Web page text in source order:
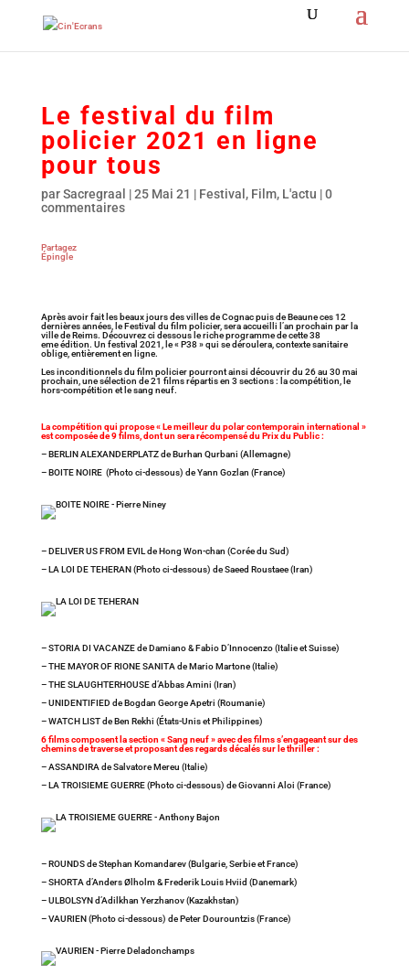
Le festival du film
policier 2021 en ligne
pour tous
parSacregraal |25 Mai 21 | Festival , Film, L'actu |0
commentaires
Partagez
Épingle
Après avoir fait les beaux jours des villes de Cognac puis de Beaune ces 12
dernières années, le Festival du film policier, sera accueilli l’an prochain par la
ville de Reims. Découvrez ci dessous le riche programme de cette 38
eme édition. Un festival 2021, le « P38 » qui se déroulera, contexte sanitaire
oblige, entièrement en ligne.
Les inconditionnels du film policier pourront ainsi découvrir du 26 au 30 mai
prochain, une sélection de 21 films répartis en 3 sections : la compétition, le
hors-compétition et le sang neuf.
La compétition qui propose « Le meilleur du polar contemporain international »
est composée de 9 films, dont un sera récompensé du Prix du Public :
– BERLIN ALEXANDERPLATZ de Burhan Qurbani (Allemagne)
– BOITE NOIRE (Photo ci-dessous) de Yann Gozlan (France)
– DELIVER US FROM EVIL de Hong Won-chan (Corée du Sud)
– LA LOI DE TEHERAN (Photo ci-dessous) de Saeed Roustaee (Iran)
– STORIA DI VACANZE de Damiano & Fabio D’Innocenzo (Italie et Suisse)
– THE MAYOR OF RIONE SANITA de Mario Martone (Italie)
– THE SLAUGHTERHOUSE d’Abbas Amini (Iran)
– UNIDENTIFIED de Bogdan George Apetri (Roumanie)
– WATCH LIST de Ben Rekhi (États-Unis et Philippines)
6 films composent la section « Sang neuf » avec des films s’engageant sur des
chemins de traverse et proposant des regards décalés sur le thriller :
– ASSANDIRA de Salvatore Mereu (Italie)
– LA TROISIEME GUERRE (Photo ci-dessous) de Giovanni Aloi (France)
– ROUNDS de Stephan Komandarev (Bulgarie, Serbie et France)
– SHORTA d’Anders Ølholm & Frederik Louis Hviid (Danemark)
– ULBOLSYN d’Adilkhan Yerzhanov (Kazakhstan)
– VAURIEN (Photo ci-dessous) de Peter Dourountzis (France)